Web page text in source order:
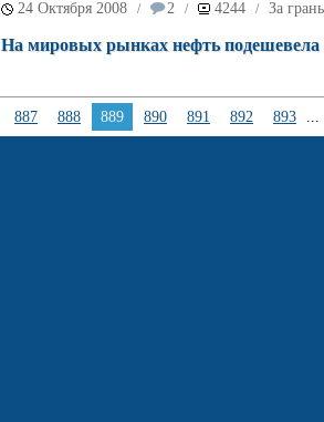
24 Октября 2008 / 2 / 4244 / За
На мировых рынках нефть подешевела
887 888 889 890 891 892 893 ...